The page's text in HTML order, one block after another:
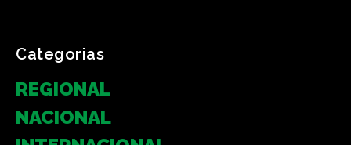
Categorias
REGIONAL
NACIONAL